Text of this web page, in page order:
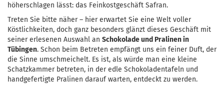
höherschlagen lässt: das Feinkostgeschäft Safran.
Treten Sie bitte näher – hier erwartet Sie eine Welt voller
Köstlichkeiten, doch ganz besonders glänzt dieses Geschäft mit
seiner erlesenen Auswahl an Schokolade und Pralinen in
Tübingen. Schon beim Betreten empfängt uns ein feiner Duft, der
die Sinne umschmeichelt. Es ist, als würde man eine kleine
Schatzkammer betreten, in der edle Schokoladentafeln und
handgefertigte Pralinen darauf warten, entdeckt zu werden.